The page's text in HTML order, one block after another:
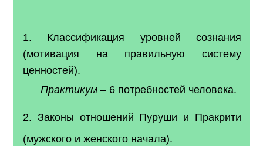
1. Классификация уровней сознания
(мотивация на правильную систему
ценностей).
Практикум – 6 потребностей человека.
2. Законы отношений Пуруши и Пракрити
(мужского и женского начала).